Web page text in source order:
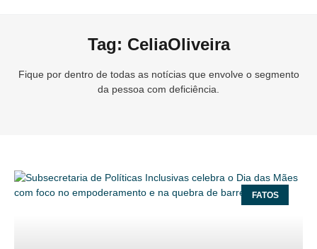
Tag: CeliaOliveira
Fique por dentro de todas as notícias que envolve o segmento
da pessoa com deficiência.
FATOS